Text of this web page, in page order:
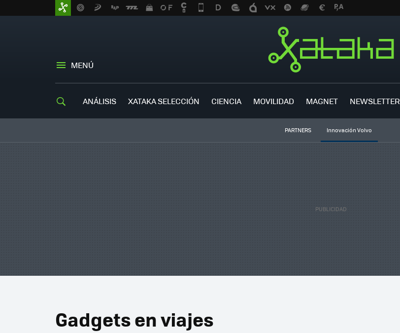
MENÚ
ANÁLISIS XATAKA SELECCIÓN CIENCIA MOVILIDAD MAGNET NEWSLETTER
PARTNERS Innovación Volvo
Gadgets en viajes